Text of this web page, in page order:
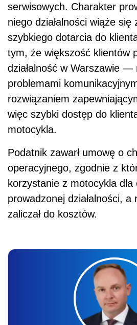
serwisowych. Charakter
niego działalności wiąże się
szybkiego dotarcia do
tym, że większość klientów
działalność w Warszawie —
problemami
rozwiązaniem
więc szybki dostęp do
motocykla.
Podatnik zawarł umowę o
operacyjnego, zgodnie z
korzystanie z motocykla dla
prowadzonej działalności, a
zaliczał do kosztów.